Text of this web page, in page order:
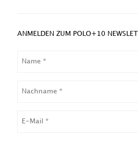
ANMELDEN ZUM POLO+10